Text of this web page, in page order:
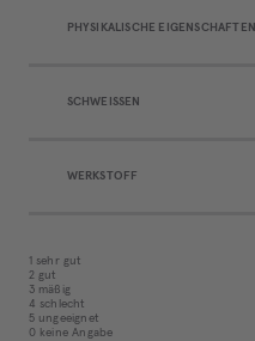
PHYSIKALISCHE EIGENSCHAFTEN
SCHWEISSEN
WERKSTOFF
1 sehr gut
2 gut
3 mäßig
4 schlecht
5 ungeeignet
0 keine Angabe